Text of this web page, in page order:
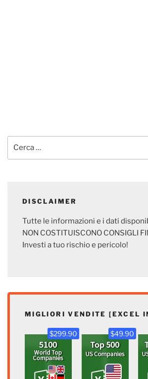
DISCLAIMER
Tutte le informazioni e i dati
NON COSTITUISCONO CONSIGLI
Investi a tuo rischio e pericolo!
MIGLIORI VENDITE [EXCEL
$299.90 $49.90